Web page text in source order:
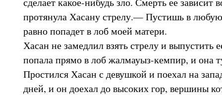
протянула Хасану стрелу.— Пустишь в
равно попадет в лоб моей матери.
Хасан не замедлил взять стрелу и выпустить
попала прямо в лоб жалмауыз-кемпир, и она
Простился Хасан с девушкой и поехал на
дней, и он доехал до высоких гор, вершины